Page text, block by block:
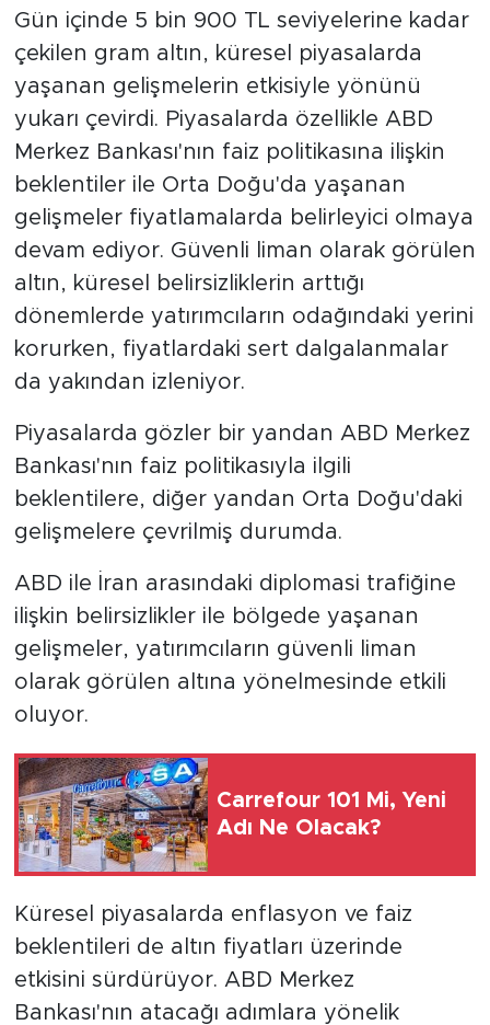
Gün içinde 5 bin 900 TL seviyelerine kadar
çekilen gram altın, küresel piyasalarda
yaşanan gelişmelerin etkisiyle yönünü
yukarı çevirdi. Piyasalarda özellikle ABD
Merkez Bankası'nın faiz politikasına ilişkin
beklentiler ile Orta Doğu'da yaşanan
gelişmeler fiyatlamalarda belirleyici olmaya
devam ediyor. Güvenli liman olarak görülen
altın, küresel belirsizliklerin arttığı
dönemlerde yatırımcıların odağındaki yerini
korurken, fiyatlardaki sert dalgalanmalar
da yakından izleniyor.
Piyasalarda gözler bir yandan ABD Merkez
Bankası'nın faiz politikasıyla ilgili
beklentilere, diğer yandan Orta Doğu'daki
gelişmelere çevrilmiş durumda.
ABD ile İran arasındaki diplomasi trafiğine
ilişkin belirsizlikler ile bölgede yaşanan
gelişmeler, yatırımcıların güvenli liman
olarak görülen altına yönelmesinde etkili
oluyor.
Carrefour 101 Mi, Yeni
Adı Ne Olacak?
Küresel piyasalarda enflasyon ve faiz
beklentileri de altın fiyatları üzerinde
etkisini sürdürüyor. ABD Merkez
Bankası'nın atacağı adımlara yönelik